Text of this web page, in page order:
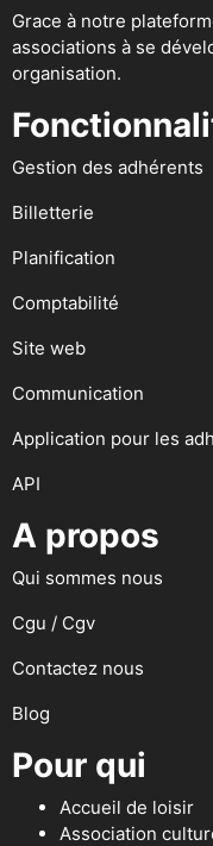
Grace à notre
associations à se
organisation.
Gestion des adhérents
Billetterie
Planification
Comptabilité
Site web
Communication
Application pour les
API
A propos
Qui sommes nous
Cgu / Cgv
Contactez nous
Blog
Pour qui
Accueil de loisir
Association